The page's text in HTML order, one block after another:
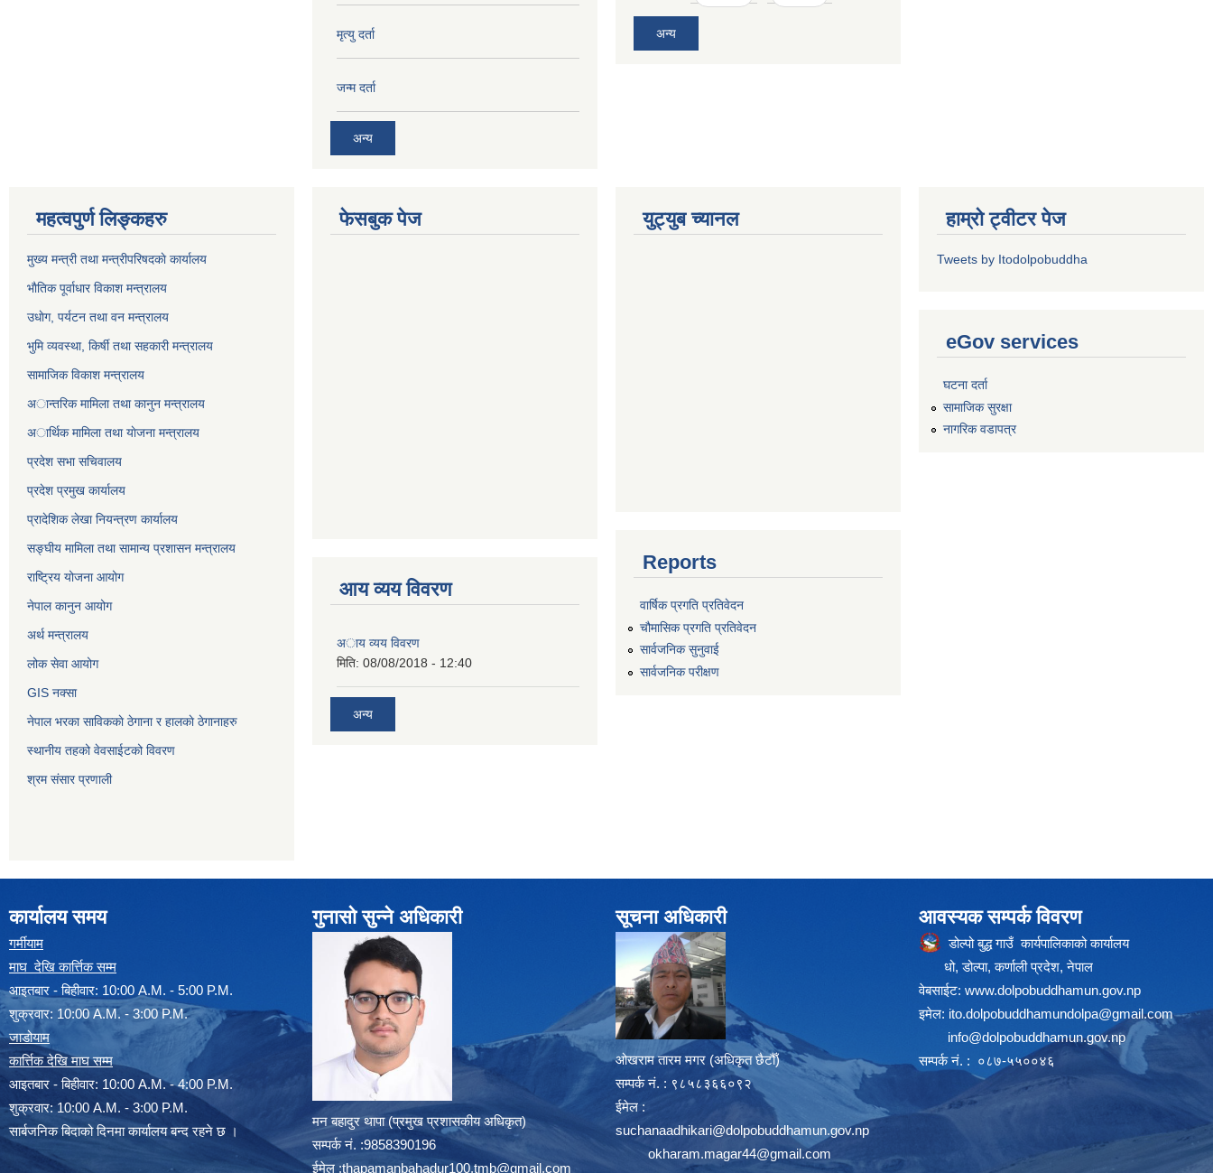
मृत्यु दर्ता
जन्म दर्ता
अन्य
अन्य
महत्वपुर्ण लिङ्कहरु
मुख्य मन्त्री तथा मन्त्रीपरिषदकाे कार्यालय
भाैतिक पूर्वाधार विकाश मन्त्रालय
उधाेग, पर्यटन तथा वन मन्त्रालय
भुमि व्यवस्था, किर्षी तथा सहकारी मन्त्रालय
सामाजिक विकाश मन्त्रालय
अान्तरिक मामिला तथा कानुन मन्त्रालय
अार्थिक मामिला तथा याेजना मन्त्रालय
प्रदेश सभा सचिवालय
प्रदेश प्रमुख कार्यालय
प्रादेशिक लेखा नियन्त्रण कार्यालय
सङ्‍घीय मामिला तथा सामान्य प्रशासन मन्त्रालय
राष्ट्रिय योजना आयोग
नेपाल कानुन आयोग
अर्थ मन्त्रालय
लोक सेवा आयोग
GIS नक्सा
नेपाल भरका साविककाे ठेगाना र हालकाे ठेगानाहरु
स्थानीय तहको वेवसाईटको विवरण
श्रम संसार प्रणाली
फेसबुक पेज
आय व्यय विवरण
अाय व्यय विवरण
मिति: 08/08/2018 - 12:40
अन्य
युट्युब च्यानल
Reports
वार्षिक प्रगति प्रतिवेदन
चौमासिक प्रगति प्रतिवेदन
सार्वजनिक सुनुवाई
सार्वजनिक परीक्षण
हाम्रो ट्वीटर पेज
Tweets by Itodolpobuddha
eGov services
घटना दर्ता
सामाजिक सुरक्षा
नागरिक वडापत्र
कार्यालय समय
गर्मीयाम
माघ देखि कार्त्तिक सम्म
आइतबार - बिहीवार: 10:00 A.M. - 5:00 P.M.
शुक्रवार: 10:00 A.M. - 3:00 P.M.
जाडोयाम
कार्त्तिक देखि माघ सम्म
आइतबार - बिहीवार: 10:00 A.M. - 4:00 P.M.
शुक्रवार: 10:00 A.M. - 3:00 P.M.
सार्बजनिक बिदाको दिनमा कार्यालय बन्द रहने छ ।
गुनासो सुन्ने अधिकारी
मन बहादुर थापा (प्रमुख प्रशासकीय अधिकृत)
सम्पर्क न‌ं. :9858390196
ईमेल :thapamanbahadur100.tmb@gmail.com
सूचना अधिकारी
ओखराम तारम मगर (अधिकृत छैटौँ)
सम्पर्क न‌ं. : ९८५८३६६०९२
ईमेल :
suchanaadhikari@dolpobuddhamun.gov.np
okharam.magar44@gmail.com
आवस्यक सम्पर्क विवरण
डोल्पो बुद्ध गाउँ कार्यपालिकाको कार्यालय
धो, डोल्पा, कर्णाली प्रदेश, नेपाल
वेबसाईट: www.dolpobuddhamun.gov.np
इमेल: ito.dolpobuddhamundolpa@gmail.com
info@dolpobuddhamun.gov.np
सम्पर्क नं. : ०८७-५५००४६